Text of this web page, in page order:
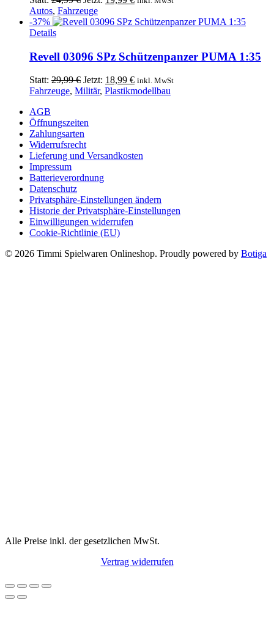
Preis
war:
ist:
Autos, Fahrzeuge
-37%
Details
Revell 03096 SPz Schützenpanzer PUMA 1:35
Statt: 29,99€ Ursprünglicher
Preis
Jetzt: 18,99 €Aktueller
Preis
inkl. MwSt
Fahrzeuge, Militär, Plastikmodellbau
AGB
Öffnungszeiten
Zahlungsarten
Widerrufsrecht
Lieferung und Versandkosten
Impressum
Batterieverordnung
Datenschutz
Privatsphäre-Einstellungen ändern
Historie der Privatsphäre-Einstellungen
Einwilligungen widerrufen
Cookie-Richtlinie (EU)
© 2026 Timmi Spielwaren Onlineshop. Proudly powered by Botiga
Alle Preise inkl. der gesetzlichen MwSt.
Vertrag widerrufen